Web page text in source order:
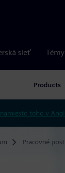
sieť
Products
toho v
Pracovné